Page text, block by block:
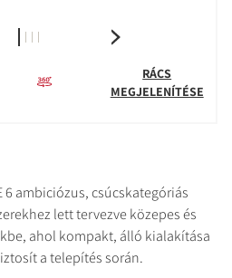
RÁCS
MEGJELENÍTÉSE
6 ambiciózus, csúcskategóriás
lett tervezve közepes és
ahol kompakt, álló kialakítása
a telepítés során.